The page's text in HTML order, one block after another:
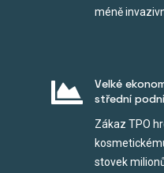
méně

Velké
střední
Zákaz TPO
stovek